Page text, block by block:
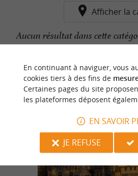
Afficher la
Aucun résultat dans cette
En continuant à naviguer, vous
cookies tiers à des fins de
Certaines pages du site
les plateformes déposent
EN SAVOIR
JE REFUSE